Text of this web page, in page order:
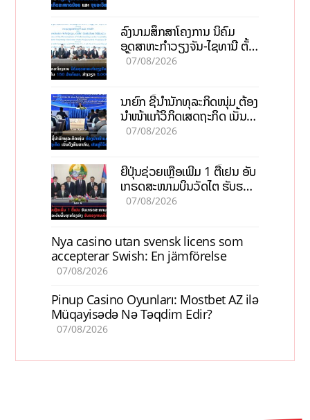
ລົງນາມສຶກສາໂຄງການ ນິຄົມ
ອຸດສາຫະກຳວຽງຈັນ-ໄຊທານີ ຕັ້ງ
ເປົ້າດຶງທຶນ 150 ລ້ານໂດລາ, ສ້າງ
07/08/2026
ນາຍົກ ຊີ້ນຳນັກທຸລະກິດໜຸ່ມ ຕ້ອງ
ນຳໜ້າແກ້ວິກິດເສດຖະກິດ ເນັ້ນດຶງ
ທຶນສາກົນ, ຫັນສູ່ດິຈິຕອນ
07/08/2026
ຍີ່ປຸ່ນຊ່ວຍເຫຼືອເພີ່ມ 1 ຕື້ເຢນ ອັບ
ເກຣດສະໜາມບິນວັດໄຕ ຮັບຮອງ
ການເຕີບໂຕ
07/08/2026
Nya casino utan svensk licens som
accepterar Swish: En jämförelse
07/08/2026
Pinup Casino Oyunları: Mostbet AZ ilə
Müqayisədə Nə Təqdim Edir?
07/08/2026